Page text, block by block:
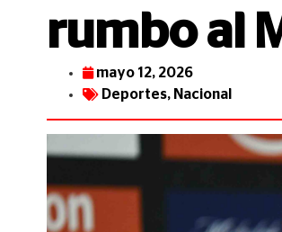
rumbo al
mayo 12, 2026
Deportes, Nacional